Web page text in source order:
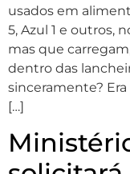
usados em
5, Azul 1 e outros,
mas que
dentro das
sinceramente?
[…]